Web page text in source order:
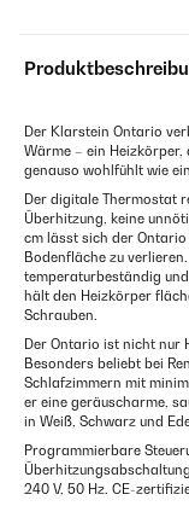
Der Klarstein Ontario
Wärme – ein
genauso wohlfühlt wie
Der digitale Thermostat
Überhitzung, keine
cm lässt sich der
Bodenfläche zu
temperaturbeständig
hält den Heizkörper
Schrauben.
Der Ontario ist nicht nur
Besonders beliebt bei
Schlafzimmern mit
er eine geräuscharme,
in Weiß, Schwarz und
Programmierbare
240 V, 50 Hz. CE-